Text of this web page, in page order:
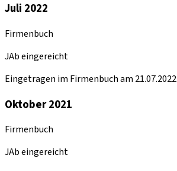
Juli 2022
Firmenbuch
JAb eingereicht
Eingetragen im Firmenbuch am 21.07.2022
Oktober 2021
Firmenbuch
JAb eingereicht